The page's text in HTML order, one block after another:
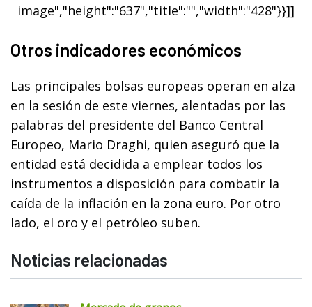
image","height":"637","title":"","width":"428"}}]]
Otros indicadores económicos
Las principales bolsas europeas operan en alza
en la sesión de este viernes, alentadas por las
palabras del presidente del Banco Central
Europeo, Mario Draghi, quien aseguró que la
entidad está decidida a emplear todos los
instrumentos a disposición para combatir la
caída de la inflación en la zona euro. Por otro
lado, el oro y el petróleo suben.
Noticias relacionadas